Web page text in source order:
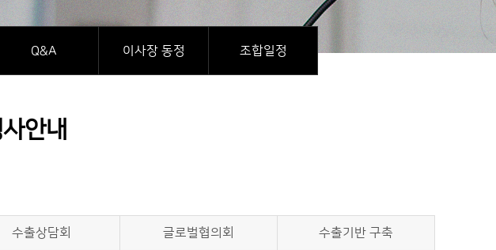
Q&A 이사장 동정 조합일정
안내
수출상담회 글로벌협의회 수출기반 구축